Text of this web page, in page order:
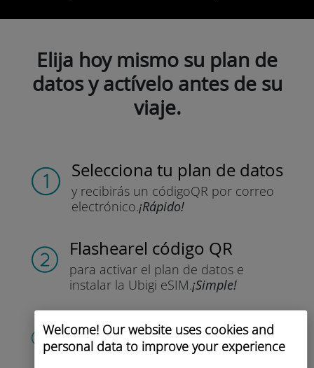
Welcome! Our website uses cookies and
personal data to improve your experience
Elija hoy mismo su plan de
datos y actívelo antes de su
viaje.
Selecciona tu plan de datos
y recibirás un códigoQR por correo
electrónico.¡Rápido!
Flashearel código QR
para activar el plan de datos e
instalar la Ubigi eSIM.¡Simple!
Crea tu cuenta
para empezar a utilizar tu plan de